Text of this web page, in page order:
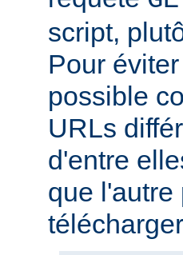
script,
Pour
possible
URLs
d'entre
que l'autre